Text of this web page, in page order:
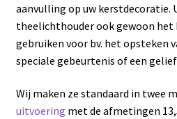
aanvulling op uw kerstdecoratie.
theelichthouder ook gewoon het
gebruiken voor bv. het opsteken
speciale gebeurtenis of een
Wij maken ze standaard in twee
uitvoering met de afmetingen